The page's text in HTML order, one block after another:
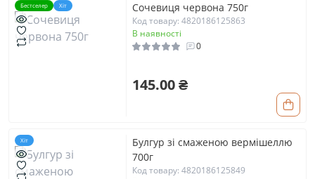
Бестселер Хіт Сочевиця червона 750г
Код товару: 4820186125863
В наявності
0
145.00 ₴
Хіт
Булгур зі смаженою вермішеллю
700г
Код товару: 4820186125849